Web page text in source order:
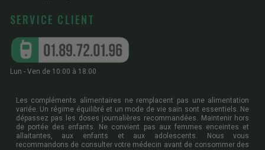
SERVICE CLIENT
Lun - Ven de 10:00 à 18:00
Les compléments alimentaires ne remplacent pas une alimentation
variée. Un régime équilibré et un mode de vie sain sont essentiels. Ne
dépassez pas les doses journalières recommandées. Maintenir hors
de portée des enfants. Ne convient pas aux femmes enceintes et
allaitantes, aux enfants et aux adolescents. Nous vous
recommandons de consulter votre médecin avant de consommer des